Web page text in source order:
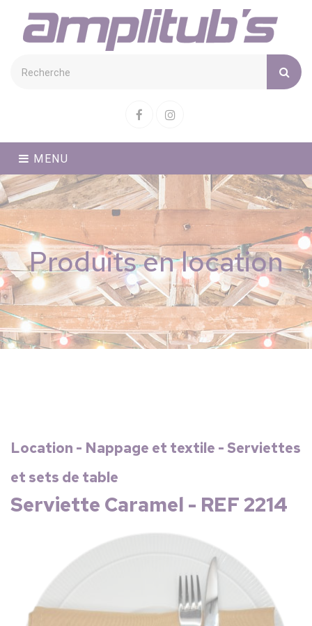
FacebookInstagram
MENU
Produits en location
Location - Nappage et textile - Serviettes
et sets de table
Serviette Caramel - REF 2214
Cookies management panel